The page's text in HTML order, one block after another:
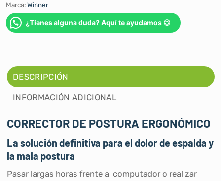
Marca:Winner
¿Tienes alguna duda? Aquí te ayudamos 😉
DESCRIPCIÓN
INFORMACIÓN ADICIONAL
CORRECTOR DE POSTURA ERGONÓMICO
La solución definitiva para el dolor de espalda y
la mala postura
Pasar largas horas frente al computador o realizar